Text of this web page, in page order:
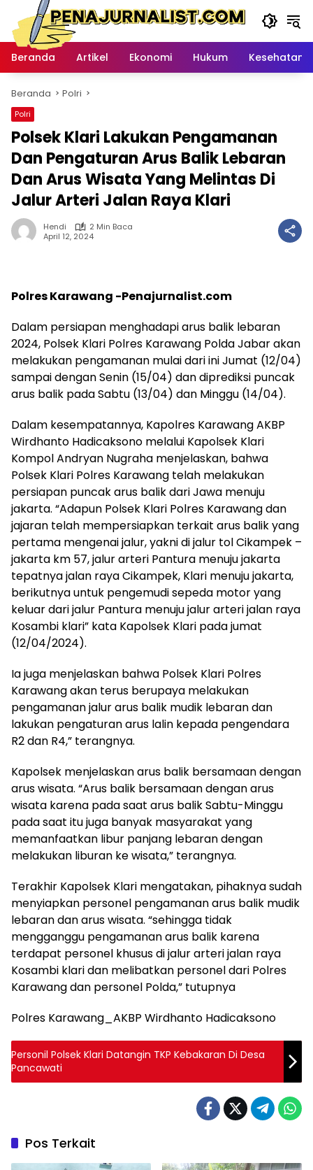
Langsung
konten
Beranda
Artikel Ekonomi Hukum Kesehatan
Beranda Polri
Polri
Polsek Klari Lakukan Pengamanan
Dan Pengaturan Arus Balik Lebaran
Dan Arus Wisata Yang Melintas Di
Jalur Arteri Jalan Raya Klari
Hendi
2 Min Baca
April 12, 2024
Polres Karawang -Penajurnalist.com
Dalam persiapan menghadapi arus balik lebaran
2024, Polsek Klari Polres Karawang Polda Jabar akan
melakukan pengamanan mulai dari ini Jumat (12/04)
sampai dengan Senin (15/04) dan diprediksi puncak
arus balik pada Sabtu (13/04) dan Minggu (14/04).
Dalam kesempatannya, Kapolres Karawang AKBP
Wirdhanto Hadicaksono melalui Kapolsek Klari
Kompol Andryan Nugraha menjelaskan, bahwa
Polsek Klari Polres Karawang telah melakukan
persiapan puncak arus balik dari Jawa menuju
jakarta. “Adapun Polsek Klari Polres Karawang dan
jajaran telah mempersiapkan terkait arus balik yang
pertama mengenai jalur, yakni di jalur tol Cikampek –
jakarta km 57, jalur arteri Pantura menuju jakarta
tepatnya jalan raya Cikampek, Klari menuju jakarta,
berikutnya untuk pengemudi sepeda motor yang
keluar dari jalur Pantura menuju jalur arteri jalan raya
Kosambi klari” kata Kapolsek Klari pada jumat
(12/04/2024).
Ia juga menjelaskan bahwa Polsek Klari Polres
Karawang akan terus berupaya melakukan
pengamanan jalur arus balik mudik lebaran dan
lakukan pengaturan arus lalin kepada pengendara
R2 dan R4,” terangnya.
Kapolsek menjelaskan arus balik bersamaan dengan
arus wisata. “Arus balik bersamaan dengan arus
wisata karena pada saat arus balik Sabtu-Minggu
pada saat itu juga banyak masyarakat yang
memanfaatkan libur panjang lebaran dengan
melakukan liburan ke wisata,” terangnya.
Terakhir Kapolsek Klari mengatakan, pihaknya sudah
menyiapkan personel pengamanan arus balik mudik
lebaran dan arus wisata. “sehingga tidak
mengganggu pengamanan arus balik karena
terdapat personel khusus di jalur arteri jalan raya
Kosambi klari dan melibatkan personel dari Polres
Karawang dan personel Polda,” tutupnya
Polres Karawang_AKBP Wirdhanto Hadicaksono
Personil Polsek Klari Datangin TKP Kebakaran Di Desa
Pancawati
Pos Terkait